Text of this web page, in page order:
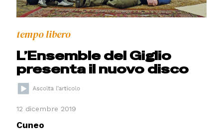
tempo libero
L’Ensemble del Giglio
presenta il nuovo disco
12 dicembre 2019
Cuneo